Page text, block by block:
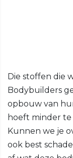
Die stoffen die
Bodybuilders
opbouw van
hoeft minder te
Kunnen we je
ook best